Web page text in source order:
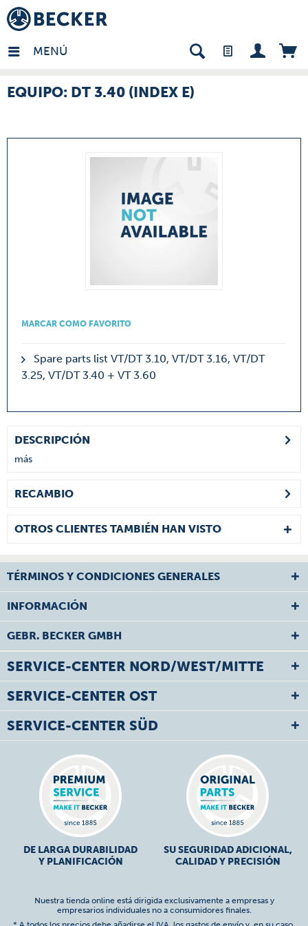
MENÚ
- ES
EQUIPO: DT 3.40 (INDEX E)
MARCAR COMO FAVORITO
Spare parts list VT/DT 3.10, VT/DT 3.16, VT/DT
3.25, VT/DT 3.40 + VT 3.60
DESCRIPCIÓN
más
RECAMBIO
OTROS CLIENTES TAMBIÉN HAN VISTO
TÉRMINOS Y CONDICIONES GENERALES
INFORMACIÓN
GEBR. BECKER GMBH
SERVICE-CENTER NORD/WEST/MITTE
SERVICE-CENTER OST
SERVICE-CENTER SÜD
DE LARGA DURABILIDAD
Y PLANIFICACIÓN
SU SEGURIDAD ADICIONAL,
CALIDAD Y PRECISIÓN
Nuestra tienda online está dirigida exclusivamente a empresas y
empresarios individuales no a consumidores finales.